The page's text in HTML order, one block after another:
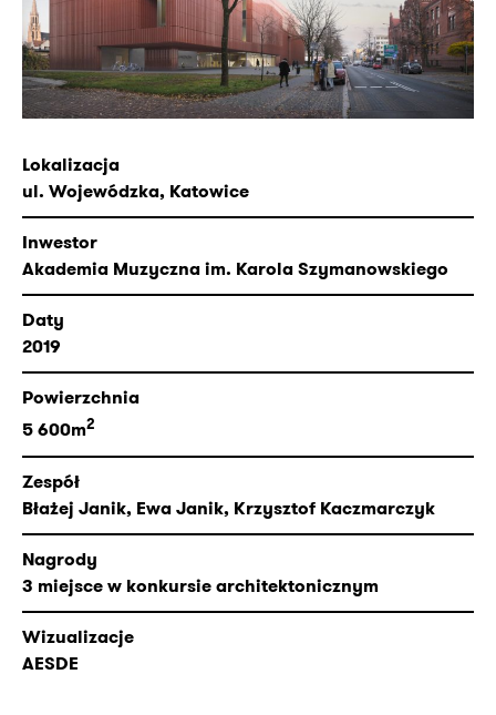
Lokalizacja
ul. Wojewódzka, Katowice
Inwestor
Akademia Muzyczna im. Karola Szymanowskiego
Daty
2019
Powierzchnia
5 600m2
Zespół
Błażej Janik, Ewa Janik, Krzysztof Kaczmarczyk
Nagrody
3 miejsce w konkursie architektonicznym
Wizualizacje
AESDE